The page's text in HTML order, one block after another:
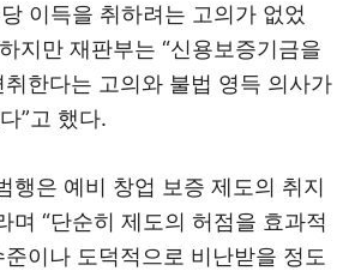
이득을 취하려는 고의가 없었
지만 재판부는 “신용보증기금을
한다는 고의와 불법 영득 의사가
”고 했다.
행은 예비 창업 보증 제도의 취지
며 “단순히 제도의 허점을 효과적
이나 도덕적으로 비난받을 정도